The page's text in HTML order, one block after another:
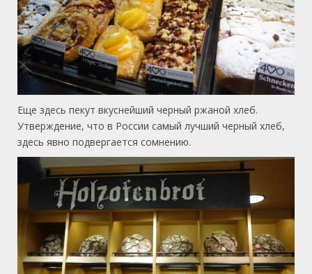
Еще здесь пекут вкуснейший черный ржаной хлеб.
Утверждение, что в России самый лучший черный хлеб,
здесь явно подвергается сомнению.